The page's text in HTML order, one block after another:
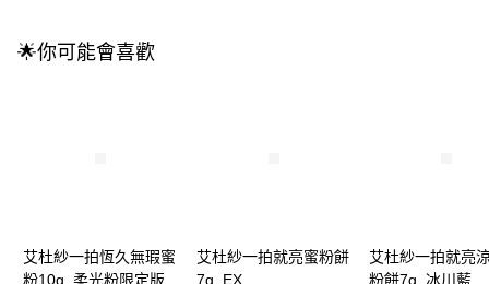
🌟你可能會喜歡
艾杜紗一拍恆久無瑕蜜
粉10g_柔光粉限定版
艾杜紗一拍就亮蜜粉餅
7g_EX
艾杜紗一拍就亮
粉餅7g_冰川藍